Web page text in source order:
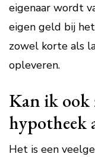
eigenaar wordt
eigen geld bij
zowel korte als
opleveren.
Kan ik ook
hypotheek
Het is een